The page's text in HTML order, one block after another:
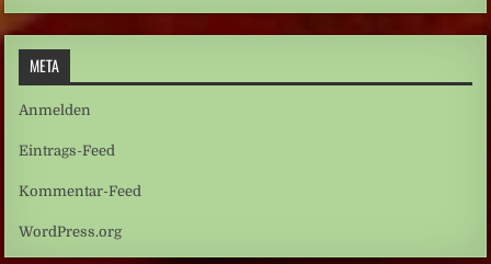
META
Anmelden
Eintrags-Feed
Kommentar-Feed
WordPress.org